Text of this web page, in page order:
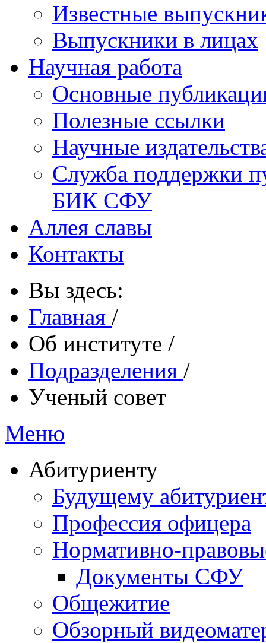
Известные
Выпускники в лицах
Научная работа
Основные
Полезные ссылки
Научные
Служба поддержки
БИК СФУ
Аллея славы
Контакты
Вы здесь:
Главная /
Об институте /
Подразделения /
Ученый совет
Меню
Абитуриенту
Будущему
Профессия офицера
Нормативно-
Документы СФУ
Общежитие
Обзорный